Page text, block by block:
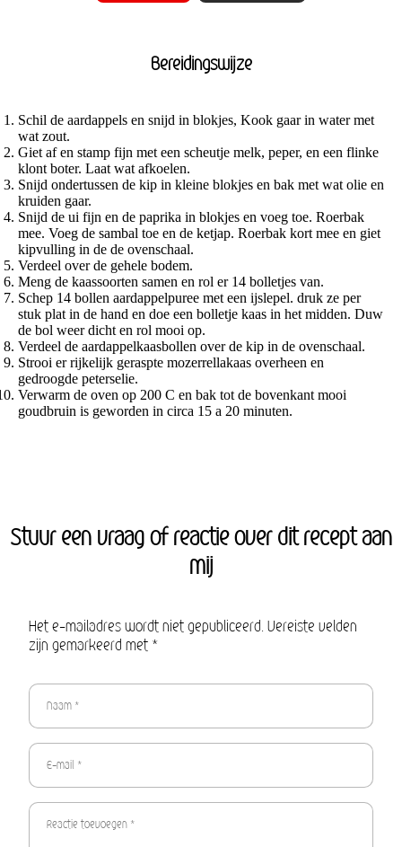
Bereidingswijze
Schil de aardappels en snijd in blokjes, Kook gaar in water met
wat zout.
Giet af en stamp fijn met een scheutje melk, peper, en een flinke
klont boter. Laat wat afkoelen.
Snijd ondertussen de kip in kleine blokjes en bak met wat olie en
kruiden gaar.
Snijd de ui fijn en de paprika in blokjes en voeg toe. Roerbak
mee. Voeg de sambal toe en de ketjap. Roerbak kort mee en giet
kipvulling in de de ovenschaal.
Verdeel over de gehele bodem.
Meng de kaassoorten samen en rol er 14 bolletjes van.
Schep 14 bollen aardappelpuree met een ijslepel. druk ze per
stuk plat in de hand en doe een bolletje kaas in het midden. Duw
de bol weer dicht en rol mooi op.
Verdeel de aardappelkaasbollen over de kip in de ovenschaal.
Strooi er rijkelijk geraspte mozerrellakaas overheen en
gedroogde peterselie.
Verwarm de oven op 200 C en bak tot de bovenkant mooi
goudbruin is geworden in circa 15 a 20 minuten.
Stuur een vraag of reactie over dit recept aan
mij
Het e-mailadres wordt niet gepubliceerd. Vereiste velden
zijn gemarkeerd met *